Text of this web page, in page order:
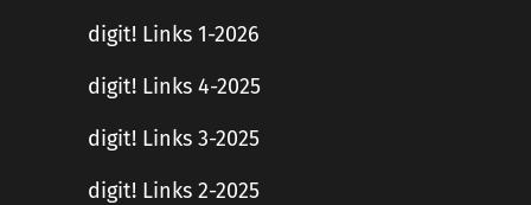
digit! Links 1-2026
digit! Links 4-2025
digit! Links 3-2025
digit! Links 2-2025